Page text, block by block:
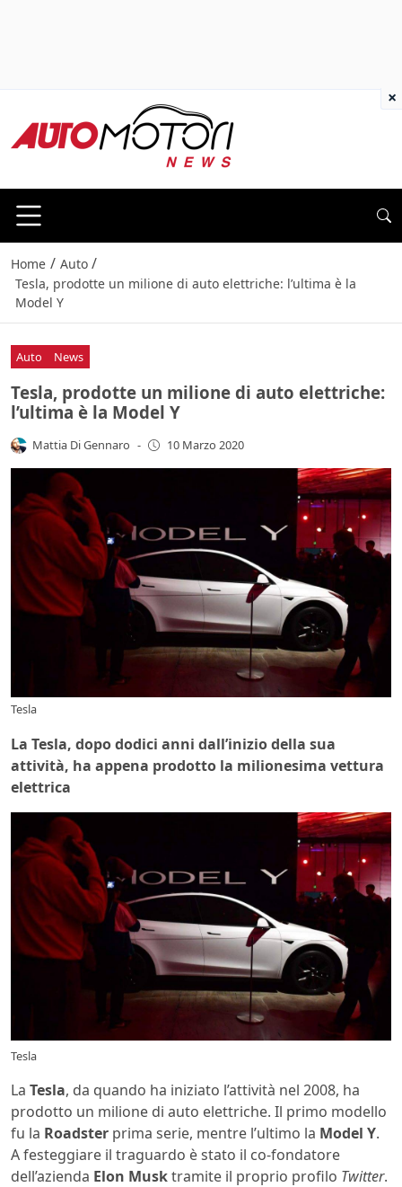
Home / Auto /
Tesla, prodotte un milione di auto elettriche: l’ultima è la
Model Y
Auto News
Tesla, prodotte un milione di auto elettriche:
l’ultima è la Model Y
Mattia Di Gennaro - 10 Marzo 2020
Tesla
La Tesla, dopo dodici anni dall’inizio della sua
attività, ha appena prodotto la milionesima vettura
elettrica
Tesla
La Tesla, da quando ha iniziato l’attività nel 2008, ha
prodotto un milione di auto elettriche. Il primo modello
fu la Roadster prima serie, mentre l’ultimo la Model Y.
A festeggiare il traguardo è stato il co-fondatore
dell’azienda Elon Musktramite il proprio profilo Twitter.
×